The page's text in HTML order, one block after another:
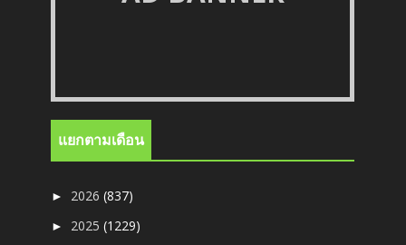
แยกตามเดือน
► 2026(837)
► 2025(1229)